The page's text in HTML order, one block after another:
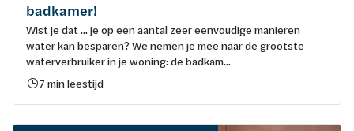
badkamer!
Wist je dat ... je op een aantal zeer eenvoudige manieren
water kan besparen? We nemen je mee naar de grootste
waterverbruiker in je woning: de badkam...
7 min leestijd